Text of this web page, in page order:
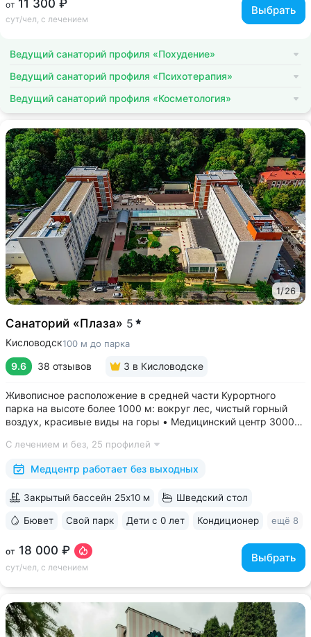
от 11 300 ₽
сут/чел, с лечением
Выбрать
Ведущий санаторий профиля «Похудение»
Ведущий санаторий профиля «Психотерапия»
Ведущий санаторий профиля «Косметология»
1/26
Санаторий «Плаза» 5
Кисловодск100 м до парка
9.6 38 отзывов 3 в Кисловодске
Живописное расположение в средней части Курортного
парка на высоте более 1000 м: вокруг лес, чистый горный
воздух, красивые виды на горы • Медицинский центр 3000
квалификации • Более 1000 видов диагностики и ДНК-
исследований. Есть диагностика...
С лечением и без, 25 профилей
Медцентр работает без выходных
от 18 000 ₽
сут/чел, с лечением
Выбрать
Закрытый бассейн 25x10 м Шведский стол
Бювет Свой парк Дети с 0 лет Кондиционер ещё 8